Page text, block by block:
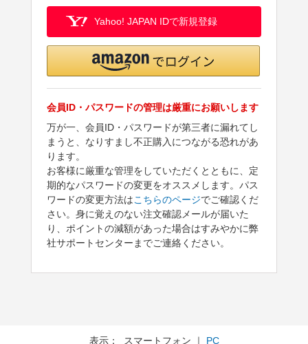
Yahoo! JAPAN IDで新規登録
会員ID・パスワードの管理は厳重にお願いします
万が一、会員ID・パスワードが第三者に漏れてし
まうと、なりすまし不正購入につながる恐れがあ
ります。
お客様に厳重な管理をしていただくとともに、定
期的なパスワードの変更をオススメします。パス
ワードの変更方法はこちらのページでご確認くだ
さい。身に覚えのない注文確認メールが届いた
り、ポイントの減額があった場合はすみやかに弊
社サポートセンターまでご連絡ください。
表示： スマートフォン ｜ PC